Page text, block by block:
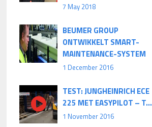
7 May 2018
BEUMER GROUP
ONTWIKKELT SMART-
MAINTENANCE-SYSTEM
1 December 2016
TEST: JUNGHEINRICH ECE
225 MET EASYPILOT – T...
1 November 2016